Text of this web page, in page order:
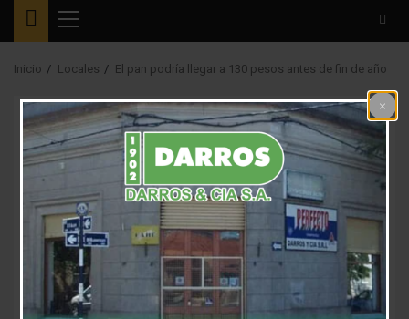
Menú
principal
Inicio Locales El pan podría llegar a 130 pesos antes de fin de año
Locales
El pan podría llegar a
130 pesos antes de fin
de año
7 años atrás Fm Alpha